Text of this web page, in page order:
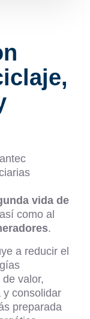
vida de
como al
.
a reducir el
valor,
y consolidar
preparada